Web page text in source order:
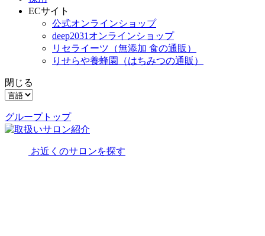
ECサイト
公式オンラインショップ
deep2031オンラインショップ
リセライーツ （無添加 食の通販）
りせらや養蜂園
（はちみつの通販）
閉じる
グループトップ
お近くのサロンを探す